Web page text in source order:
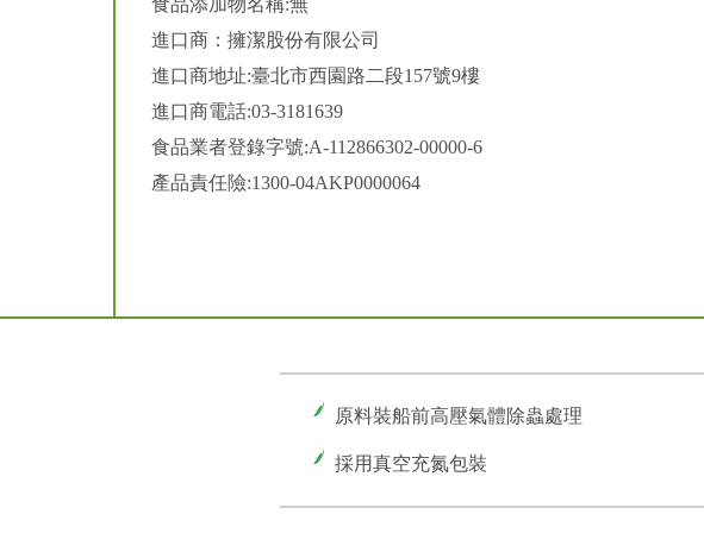
食品添加物名稱:無
進口商：擁潔股份有限公司
進口商地址:臺北市西園路二段157號9樓
進口商電話:03-3181639
食品業者登錄字號:A-112866302-00000-6
產品責任險:1300-04AKP0000064
原料裝船前高壓氣體除蟲處理
採用真空充氮包裝